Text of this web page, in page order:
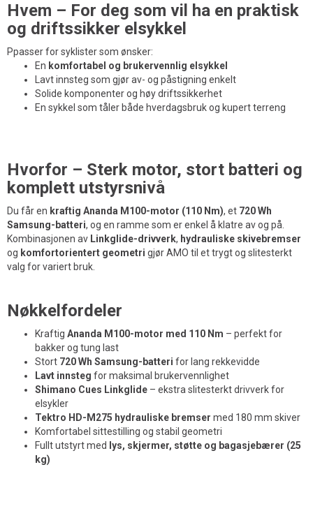
Hvem – For deg som vil ha en praktisk
og driftssikker elsykkel
Ppasser for syklister som ønsker:
En komfortabel og brukervennlig elsykkel
Lavt innsteg som gjør av- og påstigning enkelt
Solide komponenter og høy driftssikkerhet
En sykkel som tåler både hverdagsbruk og kupert terreng
Hvorfor – Sterk motor, stort batteri og
komplett utstyrsnivå
Du får en kraftig Ananda M100-motor (110 Nm), et 720 Wh
Samsung-batteri, og en ramme som er enkel å klatre av og på.
Kombinasjonen av Linkglide-drivverk, hydrauliske skivebremser
og komfortorientert geometri gjør AMO til et trygt og slitesterkt
valg for variert bruk.
Nøkkelfordeler
Kraftig Ananda M100-motor med 110 Nm – perfekt for
bakker og tung last
Stort 720 Wh Samsung-batteri for lang rekkevidde
Lavt innsteg for maksimal brukervennlighet
Shimano Cues Linkglide – ekstra slitesterkt drivverk for
elsykler
Tektro HD-M275 hydrauliske bremser med 180 mm skiver
Komfortabel sittestilling og stabil geometri
Fullt utstyrt med lys, skjermer, støtte og bagasjebærer (25
kg)